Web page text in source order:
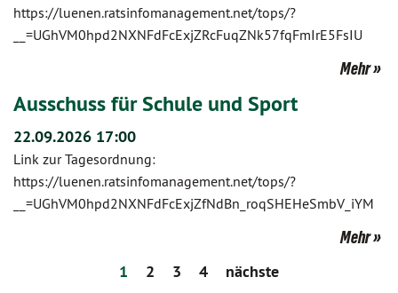
https://luenen.ratsinfomanagement.net/tops/?
__=UGhVM0hpd2NXNFdFcExjZRcFuqZNk57fqFmIrE5FsIU
Mehr
Ausschuss für Schule und Sport
22.09.2026 17:00
Link zur Tagesordnung:
https://luenen.ratsinfomanagement.net/tops/?
__=UGhVM0hpd2NXNFdFcExjZfNdBn_roqSHEHeSmbV_iYM
Mehr
1 2 3 4 nächste